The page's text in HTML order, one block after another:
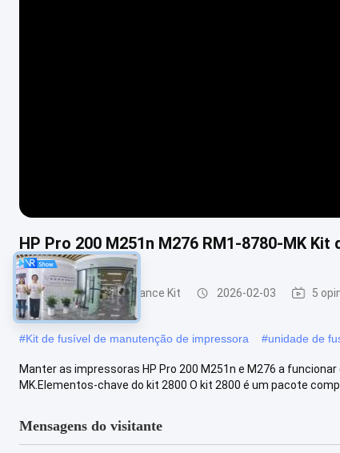
HP Pro 200 M251n M276 RM1-8780-MK
Impressora Maintenance Kit 2026-02-03 5
#Kit de fusível de manutenção de impressora #unidade de
Manter as impressoras HP Pro 200 M251n e M276 a
MK.Elementos-chave do kit 2800 O kit 2800 é um pacote
Mensagens do visitante